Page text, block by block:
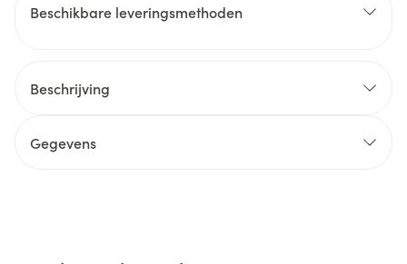
Beschikbare leveringsmethoden
Beschrijving
Gegevens